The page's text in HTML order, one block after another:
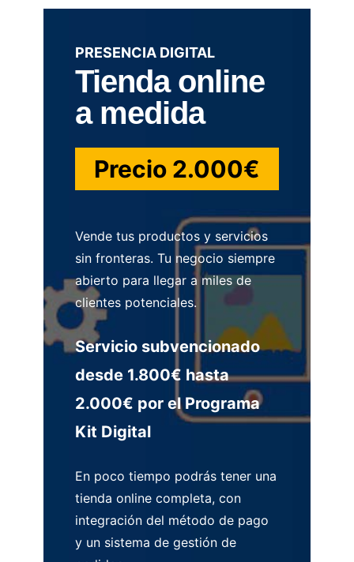
PRESENCIA DIGITAL
Tienda online
a medida
Precio 2.000€
Vende tus productos y servicios
sin fronteras. Tu negocio siempre
abierto para llegar a miles de
clientes potenciales.
Servicio subvencionado
desde 1.800€ hasta
2.000€ por el Programa
Kit Digital
En poco tiempo podrás tener una
tienda online completa, con
integración del método de pago
y un sistema de gestión de